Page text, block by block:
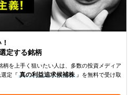
定する銘柄
を上手く狙いたい人は、多数の投資メディア
定『 真の利益追求候補株 』を無料で受け取